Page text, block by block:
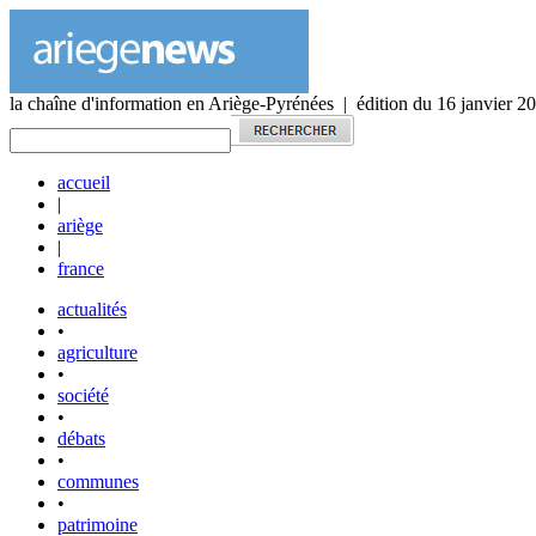
la chaîne d'information en Ariège-Pyrénées | édition du 16 janvier
accueil
|
ariège
|
france
actualités
•
agriculture
•
société
•
débats
•
communes
•
patrimoine